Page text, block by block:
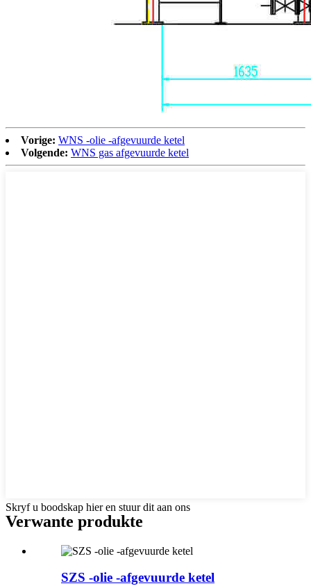
Vorige: WNS -olie -afgevuurde ketel
Volgende: WNS gas afgevuurde ketel
Skryf u boodskap hier en stuur dit aan ons
Verwante produkte
SZS -olie -afgevuurde ketel